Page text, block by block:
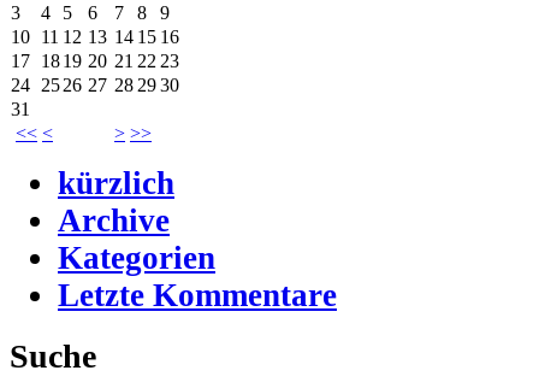
<< < > >>
3
4 5 6 7 8
9
10 11 12 13 14 15 16
17 1819 20 21 22 23
24 2526 27 28 2930
31
kürzlich
Archive
Kategorien
Letzte Kommentare
Suche